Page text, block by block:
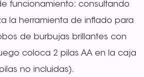
funcionamiento: consultando
la herramienta de inflado para
de burbujas brillantes con
coloca 2 pilas AA en la caja
no incluidas).